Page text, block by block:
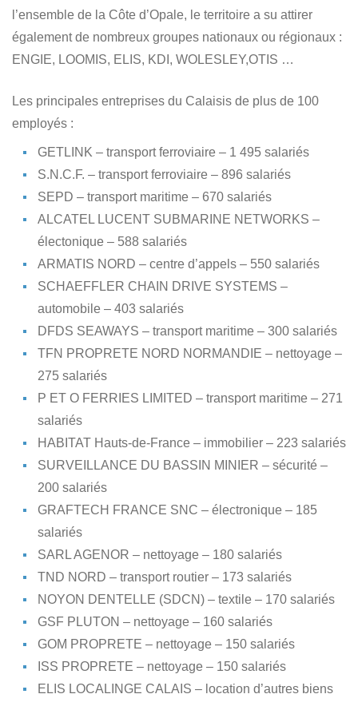
l’ensemble de la Côte d’Opale, le territoire a su attirer
également de nombreux groupes nationaux ou régionaux :
ENGIE, LOOMIS, ELIS, KDI, WOLESLEY,OTIS …
Les principales entreprises du Calaisis de plus de 100
employés :
GETLINK – transport ferroviaire – 1 495 salariés
S.N.C.F. – transport ferroviaire – 896 salariés
SEPD – transport maritime – 670 salariés
ALCATEL LUCENT SUBMARINE NETWORKS –
électonique – 588 salariés
ARMATIS NORD – centre d’appels – 550 salariés
SCHAEFFLER CHAIN DRIVE SYSTEMS –
automobile – 403 salariés
DFDS SEAWAYS – transport maritime – 300 salariés
TFN PROPRETE NORD NORMANDIE – nettoyage –
275 salariés
P ET O FERRIES LIMITED – transport maritime – 271
salariés
HABITAT Hauts-de-France – immobilier – 223 salariés
SURVEILLANCE DU BASSIN MINIER – sécurité –
200 salariés
GRAFTECH FRANCE SNC – électronique – 185
salariés
SARL AGENOR – nettoyage – 180 salariés
TND NORD – transport routier – 173 salariés
NOYON DENTELLE (SDCN) – textile – 170 salariés
GSF PLUTON – nettoyage – 160 salariés
GOM PROPRETE – nettoyage – 150 salariés
ISS PROPRETE – nettoyage – 150 salariés
ELIS LOCALINGE CALAIS – location d’autres biens